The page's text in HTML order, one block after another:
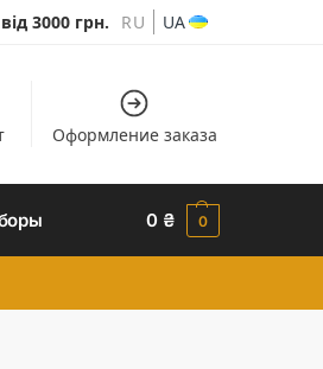
3000 грн. RU UA
Оформление заказа
0 ₴ 0